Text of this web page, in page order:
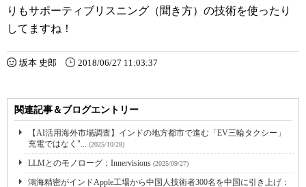
りもサポーティブリスニング（聞き方）の技術を使ったり
してますね！
坂本 史郎 2018/06/27 11:03:37
関連記事＆ブログエントリー
【AI活用海外市場調査】インドの地方都市で進む「EV三輪タクシー」
充電ではなく"... (2025/10/28)
LLMとのモノローグ：Innervisions (2025/09/27)
鴻海精密がインドApple工場から中国人技術者300名を中国に引き上げ：